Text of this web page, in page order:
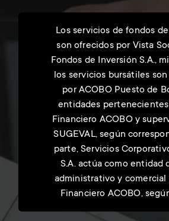
Los servicios de fondos
son ofrecidos por Vista
Fondos de Inversión S.A.,
los servicios bursátiles
por ACOBO Puesto de
entidades
Financiero ACOBO y
SUGEVAL, según
parte, Servicios
S.A. actúa como entidad
administrativo y comercial
Financiero ACOBO,